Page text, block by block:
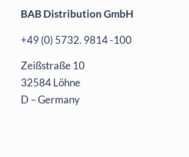
BAB Distribution GmbH
+49 (0) 5732. 9814 -100
Zeißstraße 10
32584 Löhne
D – Germany